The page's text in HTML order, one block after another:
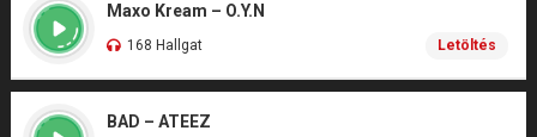
Maxo Kream – O.Y.N
168 Hallgat Letöltés
BAD – ATEEZ